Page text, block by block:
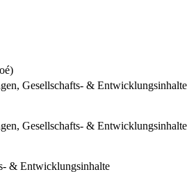
Gesellschafts- & Entwicklungsinhalte
Gesellschafts- & Entwicklungsinhalte
& Entwicklungsinhalte